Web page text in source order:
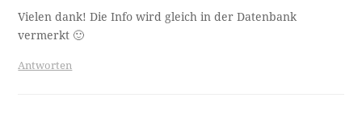
Vielen dank! Die Info wird gleich in der Datenbank
vermerkt 🙂
Antworten